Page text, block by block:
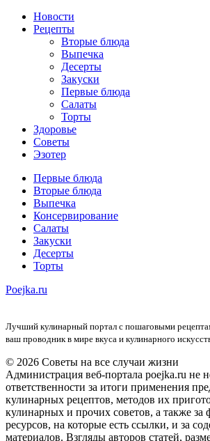
Новости
Рецепты
Вторые блюда
Выпечка
Десерты
Закуски
Первые блюда
Салаты
Торты
Здоровье
Советы
Эзотер
Первые блюда
Вторые блюда
Выпечка
Консервирование
Салаты
Закуски
Десерты
Торты
Poejka.ru
Лучший кулинарный портал с пошаговыми
ваш проводник в мире вкуса и кулинарного
© 2026 Советы на все случаи жизни
Администрация веб-портала poejka.ru не
ответственности за итоги применения
кулинарных рецептов, методов их
кулинарных и прочих советов, а также за
ресурсов, на которые есть ссылки, и за
материалов. Взгляды авторов статей,